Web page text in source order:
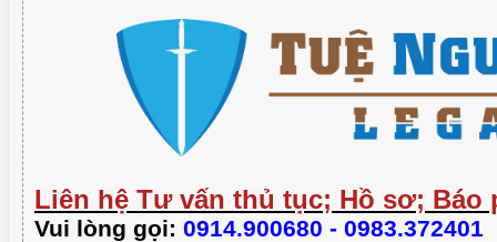
Liên hệ Tư vấn thủ tục; Hồ sơ; Báo
Vui lòng gọi: 0914.900680 - 0983.372401